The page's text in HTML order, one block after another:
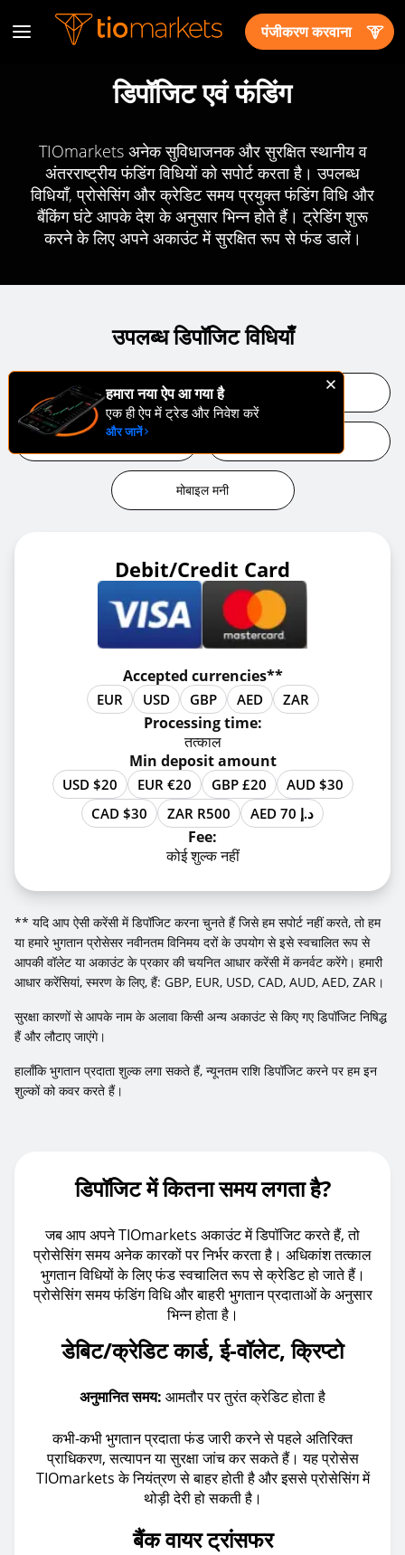
पंजीकरण करवाना
डिपॉजिट एवं फंडिंग
TIOmarkets अनेक सुविधाजनक और सुरक्षित स्थानीय व
अंतरराष्ट्रीय फंडिंग विधियों को सपोर्ट करता है। उपलब्ध
विधियाँ, प्रोसेसिंग और क्रेडिट समय प्रयुक्त फंडिंग विधि और
बैंकिंग घंटे आपके देश के अनुसार भिन्न होते हैं। ट्रेडिंग शुरू
करने के लिए अपने अकाउंट में सुरक्षित रूप से फंड डालें।
उपलब्ध डिपॉजिट विधियाँ
Debit/Credit Card बैंक वायर ट्रांसफर
मोबाइल मनी
Debit/Credit Card
Accepted currencies**
EUR USD GBP AED ZAR
Processing time:
तत्काल
Min deposit amount
USD $20 EUR €20 GBP £20
AUD $30
CAD $30
ZAR R500 AED 70 د.إ
Fee:
कोई शुल्क नहीं
** यदि आप ऐसी करेंसी में डिपॉजिट करना चुनते हैं जिसे हम सपोर्ट नहीं करते, तो हम
या हमारे भुगतान प्रोसेसर नवीनतम विनिमय दरों के उपयोग से इसे स्वचालित रूप से
आपकी वॉलेट या अकाउंट के प्रकार की चयनित आधार करेंसी में कनर्वट करेंगे। हमारी
आधार करेंसियां, स्मरण के लिए, हैं: GBP, EUR, USD, CAD, AUD, AED, ZAR।
सुरक्षा कारणों से आपके नाम के अलावा किसी अन्य अकाउंट से किए गए डिपॉजिट निषिद्ध
हैं और लौटाए जाएंगे।
हालाँकि भुगतान प्रदाता शुल्क लगा सकते हैं, न्यूनतम राशि डिपॉजिट करने पर हम इन
शुल्कों को कवर करते हैं।
डिपॉजिट में कितना समय लगता है?
जब आप अपने TIOmarkets अकाउंट में डिपॉजिट करते हैं, तो
प्रोसेसिंग समय अनेक कारकों पर निर्भर करता है। अधिकांश तत्काल
भुगतान विधियों के लिए फंड स्वचालित रूप से क्रेडिट हो जाते हैं।
प्रोसेसिंग समय फंडिंग विधि और बाहरी भुगतान प्रदाताओं के अनुसार
भिन्न होता है।
डेबिट/क्रेडिट कार्ड, ई-वॉलेट, क्रिप्टो
अनुमानित समय: आमतौर पर तुरंत क्रेडिट होता है
कभी-कभी भुगतान प्रदाता फंड जारी करने से पहले अतिरिक्त
प्राधिकरण, सत्यापन या सुरक्षा जांच कर सकते हैं। यह प्रोसेस
TIOmarkets के नियंत्रण से बाहर होती है और इससे प्रोसेसिंग में
थोड़ी देरी हो सकती है।
बैंक वायर ट्रांसफर
हमारा नया ऐप आ गया है
एक ही ऐप में ट्रेड और निवेश करें
और जानें